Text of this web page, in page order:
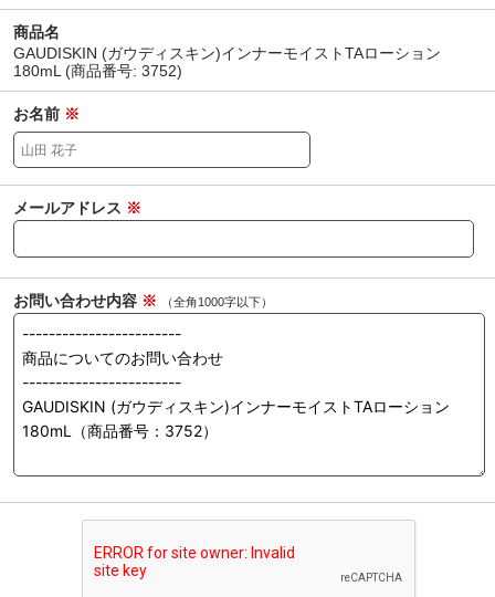
商品名
GAUDISKIN (ガウディスキン)インナーモイストTAローション
180mL (商品番号: 3752)
お名前 ※
メールアドレス ※
お問い合わせ内容 ※ （全角1000字以下）